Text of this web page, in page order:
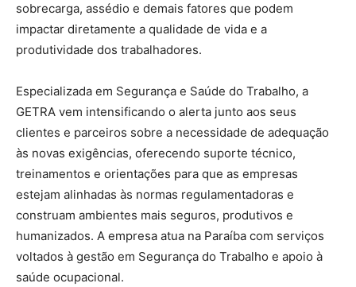
sobrecarga, assédio e demais fatores que podem
impactar diretamente a qualidade de vida e a
produtividade dos trabalhadores.
Especializada em Segurança e Saúde do Trabalho, a
GETRA vem intensificando o alerta junto aos seus
clientes e parceiros sobre a necessidade de adequação
às novas exigências, oferecendo suporte técnico,
treinamentos e orientações para que as empresas
estejam alinhadas às normas regulamentadoras e
construam ambientes mais seguros, produtivos e
humanizados. A empresa atua na Paraíba com serviços
voltados à gestão em Segurança do Trabalho e apoio à
saúde ocupacional.